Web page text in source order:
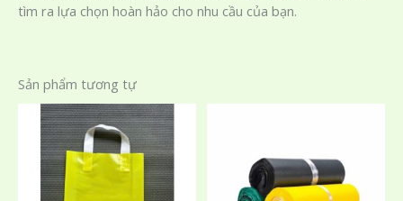
tìm ra lựa chọn hoàn hảo cho nhu cầu của bạn.
Sản phẩm tương tự